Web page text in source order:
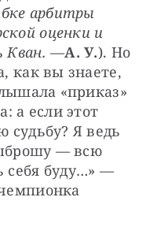
арбитры
оценки и
Кван. —А. У.). Но
как вы знаете,
«приказ»
а если этот
судьбу? Я ведь
— всю
себя буду…» —